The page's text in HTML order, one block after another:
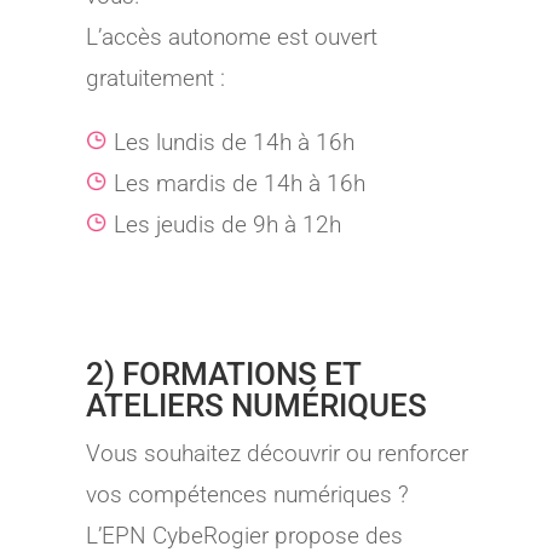
L’accès autonome est ouvert
gratuitement :
Les lundis de 14h à 16h
Les mardis de 14h à 16h
Les jeudis de 9h à 12h
2) FORMATIONS ET
ATELIERS NUMÉRIQUES
Vous souhaitez découvrir ou renforcer
vos compétences numériques ?
L’EPN CybeRogier propose des